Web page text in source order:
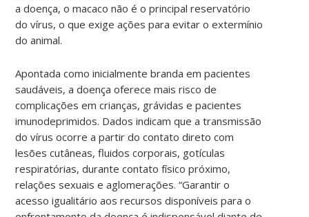
a doença, o macaco não é o principal reservatório
do vírus, o que exige ações para evitar o extermínio
do animal.
Apontada como inicialmente branda em pacientes
saudáveis, a doença oferece mais risco de
complicações em crianças, grávidas e pacientes
imunodeprimidos. Dados indicam que a transmissão
do vírus ocorre a partir do contato direto com
lesões cutâneas, fluidos corporais, gotículas
respiratórias, durante contato físico próximo,
relações sexuais e aglomerações. “Garantir o
acesso igualitário aos recursos disponíveis para o